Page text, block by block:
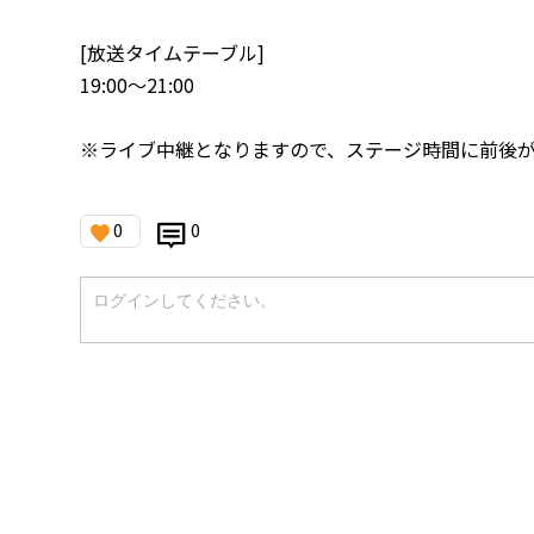
[放送タイムテーブル]
19:00〜21:00
※ライブ中継となりますので、ステージ時間に前後が
0 0